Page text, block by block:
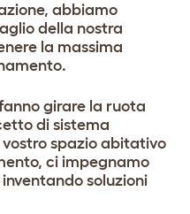
abbiamo
della nostra
la massima
girare la ruota
di sistema
spazio abitativo
ci impegnamo
soluzioni